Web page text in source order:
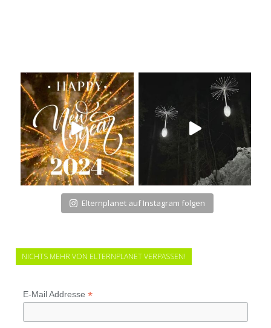
Elternplanet auf Instagram folgen
NICHTS MEHR VON ELTERNPLANET VERPASSEN!
E-Mail Addresse *